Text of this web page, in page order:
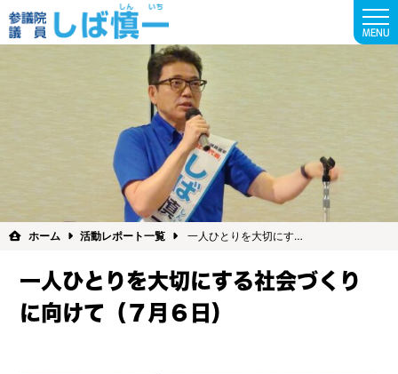
MENU
ホーム 活動レポート一覧 一人ひとりを大切にす…
一人ひとりを大切にする社会づくり
に向けて（７月６日）